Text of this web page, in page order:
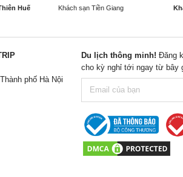
Huế Khách sạn Tiền Giang
phố Hà Nội
Du lịch thông minh! Đăng
cho kỳ nghỉ tới ngay từ bây